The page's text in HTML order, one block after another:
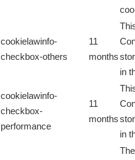
cookielawinfo-
checkbox-others
11
months
in
cookielawinfo-
checkbox-
performance
11
months
in